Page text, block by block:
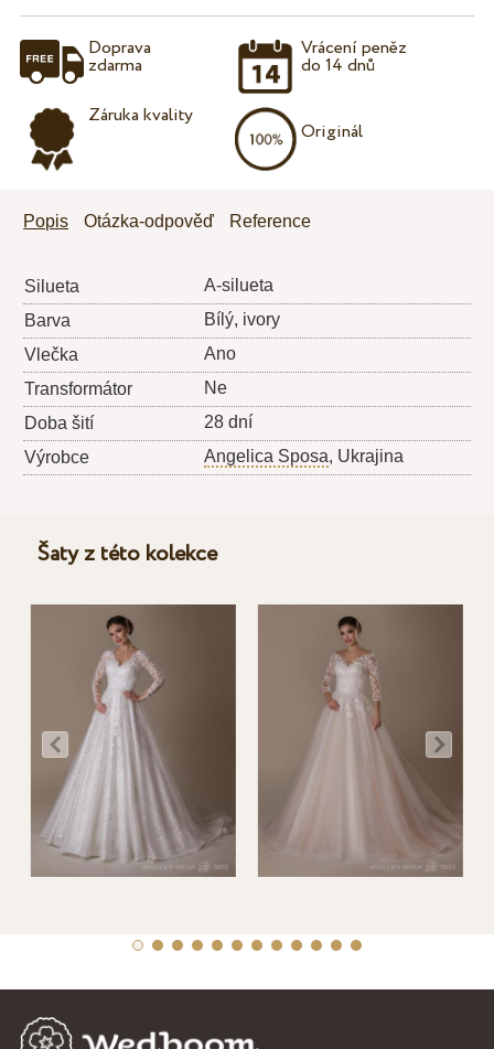
Doprava
zdarma
Záruka kvality
Vrácení peněz
do 14 dnů
Originál
Popis Otázka-odpověď Reference
Silueta
A-silueta
Barva
Bílý, ivory
Vlečka
Ano
Transformátor
Ne
Doba šití
28 dní
Výrobce
Angelica Sposa, Ukrajina
Šaty z této kolekce